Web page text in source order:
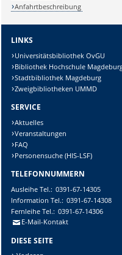
Anfahrtbeschreibung
LINKS
Universitätsbibliothek OvGU
Bibliothek Hochschule
Stadtbibliothek Magdeburg
Zweigbibliotheken UMMD
SERVICE
Aktuelles
Veranstaltungen
FAQ
Personensuche (HIS-LSF)
TELEFONNUMMERN
AusleiheTel.: 0391-67-14305
Information Tel.: 0391-67-14308
FernleiheTel.: 0391-67-14306
E-Mail-Kontakt
DIESE SEITE